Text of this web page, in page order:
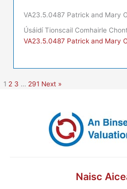
VA23.5.0487 Patrick and Mary
Úsáidí Tionscail Comhairle
VA23.5.0487 Patrick and Mary
1 2 3 … 291 Next »
Naisc